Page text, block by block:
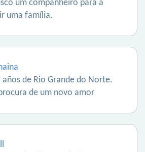
um companheiro para a
uma família.
años de Rio Grande do Norte.
de um novo amor